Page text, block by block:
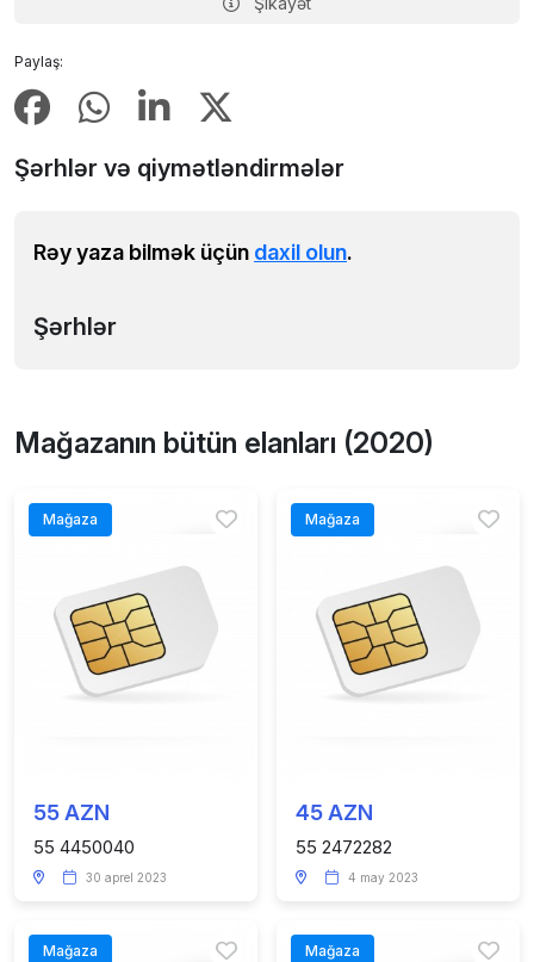
Paylaş:
Şərhlər və qiymətləndirmələr
Rəy yaza bilmək üçün daxil olun.
Şərhlər
Mağazanın bütün elanları (2020)
Mağaza
55 AZN
55 4450040
30 aprel 2023
Mağaza
45 AZN
55 2472282
4 may 2023
Mağaza Mağaza